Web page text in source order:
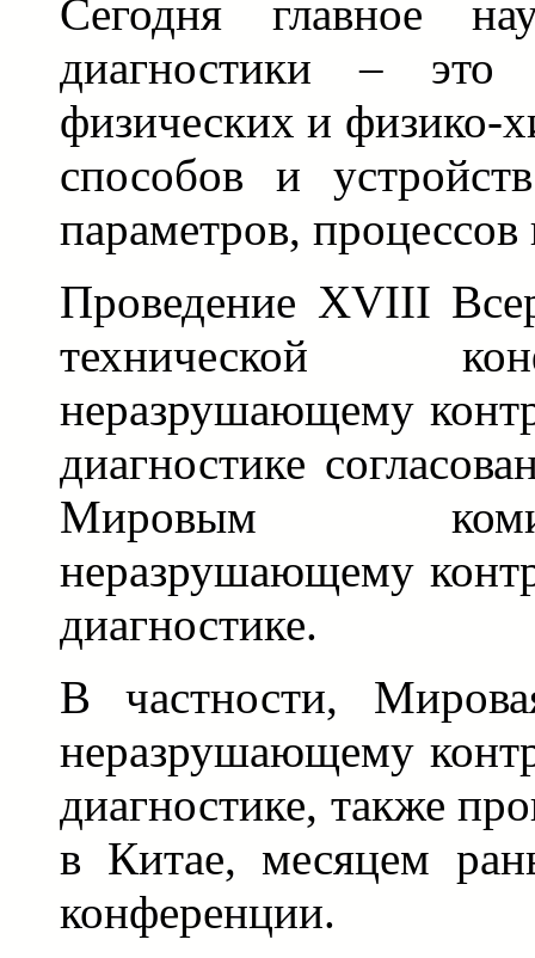
Сегодня главное
диагностики – это
физических и физико-
способов и
параметров, процессов
Проведение XVIII
технической
неразрушающему
диагностике
Мировым
неразрушающему
диагностике.
В частности,
неразрушающему
диагностике, также
в Китае, месяцем
конференции.